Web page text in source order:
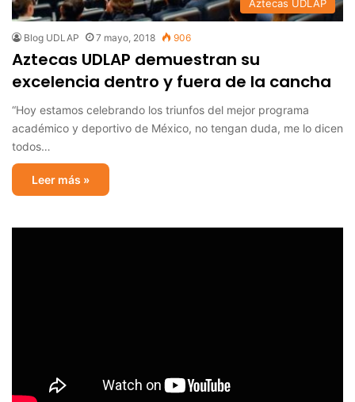
Aztecas UDLAP
Blog UDLAP 7 mayo, 2018 906
Aztecas UDLAP demuestran su
excelencia dentro y fuera de la cancha
“Hoy estamos celebrando los triunfos del mejor programa
académico y deportivo de México, no tengan duda, me lo dicen
todos…
Leer más »